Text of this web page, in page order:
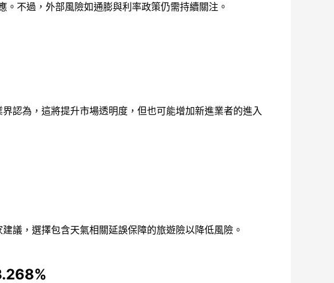
不過，外部風險如通膨與利率政策仍需持續關注。
認為，這將提升市場透明度，但也可能增加新進業者的進入
議，選擇包含天氣相關延誤保障的旅遊險以降低風險。